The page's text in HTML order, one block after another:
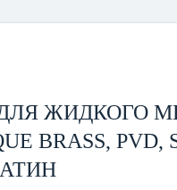
ЖИДКОГО
BRASS,